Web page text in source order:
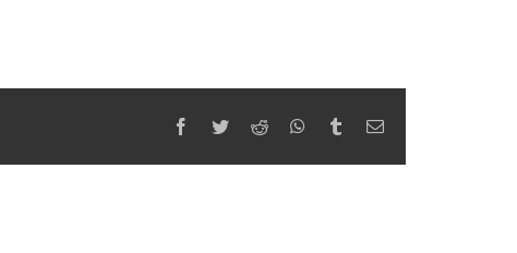
Facebook
TwitterReddit WhatsApp
TumblrEmail